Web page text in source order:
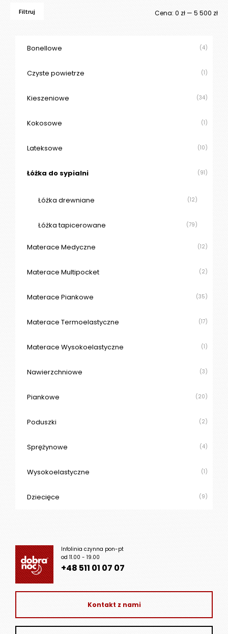
Filtruj Cena: 0 zł— 5 500 zł
Bonellowe (4)
Czyste powietrze (1)
Kieszeniowe (34)
Kokosowe (1)
Lateksowe (10)
Łóżka do sypialni (91)
Łóżka drewniane (12)
Łóżka tapicerowane (79)
Materace Medyczne (12)
Materace Multipocket (2)
Materace Piankowe (35)
Materace Termoelastyczne (17)
Materace Wysokoelastyczne (1)
Nawierzchniowe (3)
Piankowe (20)
Poduszki (2)
Sprężynowe (4)
Wysokoelastyczne (1)
Dziecięce (9)
Infolinia czynna pon-pt
od 11.00 - 19.00
+48 511 01 07 07
Kontakt z nami